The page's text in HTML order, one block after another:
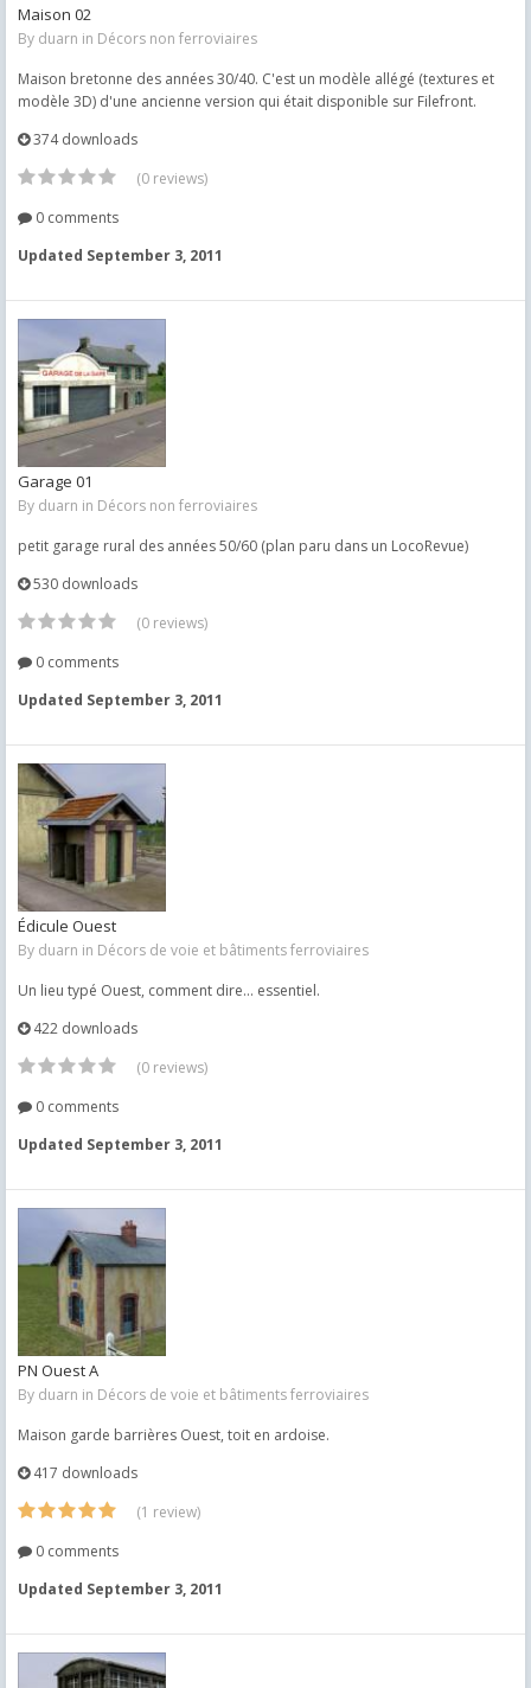
Maison 02
By duarn in Décors non ferroviaires
Maison bretonne des années 30/40. C'est un modèle allégé (textures et
modèle 3D) d'une ancienne version qui était disponible sur Filefront.
374 downloads
(0 reviews)
0 comments
Updated September 3, 2011
Garage 01
By duarn in Décors non ferroviaires
petit garage rural des années 50/60 (plan paru dans un LocoRevue)
530 downloads
(0 reviews)
0 comments
Updated September 3, 2011
Édicule Ouest
By duarn in Décors de voie et bâtiments ferroviaires
Un lieu typé Ouest, comment dire... essentiel.
422 downloads
(0 reviews)
0 comments
Updated September 3, 2011
PN Ouest A
By duarn in Décors de voie et bâtiments ferroviaires
Maison garde barrières Ouest, toit en ardoise.
417 downloads
(1 review)
0 comments
Updated September 3, 2011